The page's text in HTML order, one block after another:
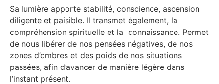
Sa lumière apporte stabilité, conscience, ascension
diligente et paisible. Il transmet également, la
compréhension spirituelle et la connaissance. Permet
de nous libérer de nos pensées négatives, de nos
zones d’ombres et des poids de nos situations
passées, afin d’avancer de manière légère dans
l’instant présent.